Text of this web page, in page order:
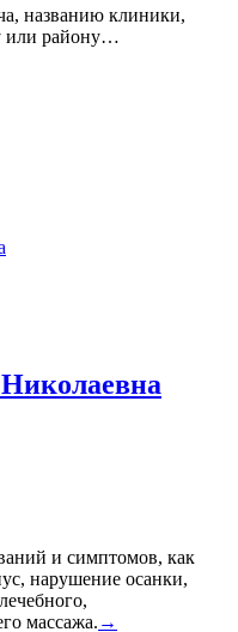
названию клиники,
или району…
и симптомов, как
нарушение осанки,
массажа. →